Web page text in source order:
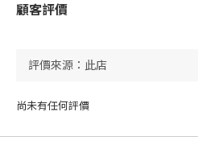
顧客評價
尚未有任何評價